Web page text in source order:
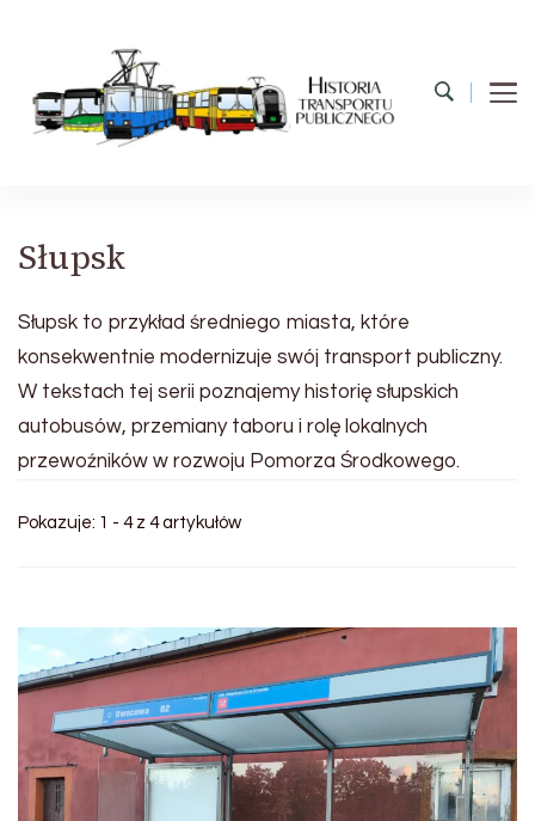
Słupsk
Słupsk to przykład średniego miasta, które
konsekwentnie modernizuje swój transport publiczny.
W tekstach tej serii poznajemy historię słupskich
autobusów, przemiany taboru i rolę lokalnych
przewoźników w rozwoju Pomorza Środkowego.
Pokazuje: 1 - 4 z 4 artykułów